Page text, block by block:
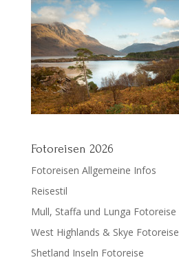
Fotoreisen 2026
Fotoreisen Allgemeine Infos
Reisestil
Mull, Staffa und Lunga Fotoreise
West Highlands & Skye Fotoreise
Shetland Inseln Fotoreise